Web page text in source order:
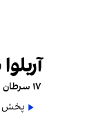
۱۷ سرطان ۱۴۰۵، ۱۳:۵۵ (‎+۱ گرینویچ)
پخش